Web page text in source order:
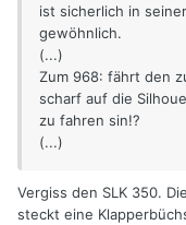
ist sicherlich in
gewöhnlich.
(...)
Zum 968: fährt den
scharf auf die
zu fahren sin!?
(...)
Vergiss den SLK 350.
steckt eine